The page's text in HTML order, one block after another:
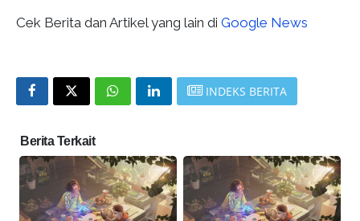
Cek Berita dan Artikel yang lain di Google News
INDEKS BERITA
Berita Terkait